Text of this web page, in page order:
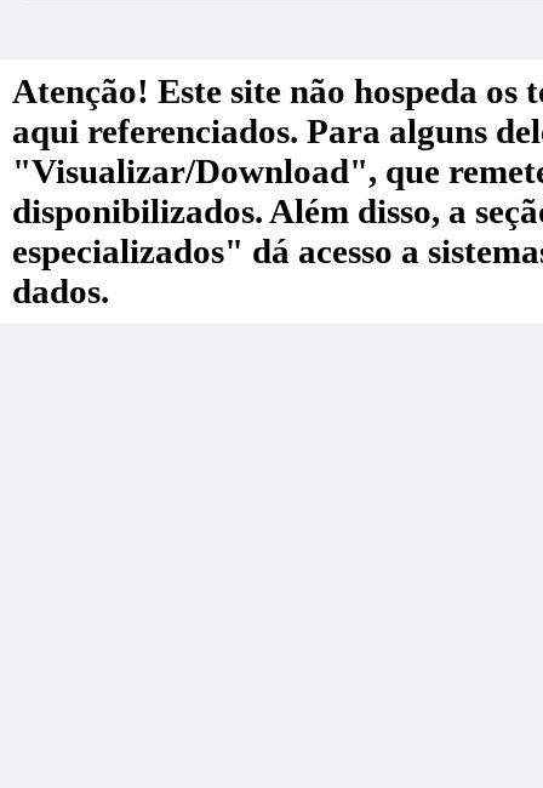
Atenção! Este site não hospeda
aqui referenciados. Para alguns
"Visualizar/Download", que
disponibilizados. Além disso, a
especializados" dá acesso a
dados.